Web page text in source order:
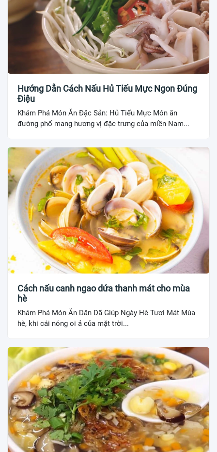
Hướng Dẫn Cách Nấu Hủ Tiếu Mực Ngon Đúng
Điệu
Khám Phá Món Ăn Đặc Sản: Hủ Tiếu Mực Món ăn
đường phố mang hương vị đặc trưng của miền Nam...
Cách nấu canh ngao dứa thanh mát cho mùa
hè
Khám Phá Món Ăn Dân Dã Giúp Ngày Hè Tươi Mát Mùa
hè, khi cái nóng oi ả của mặt trời...